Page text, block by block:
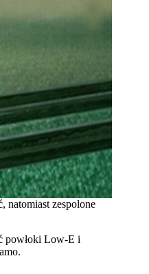
natomiast zespolone
powłoki Low-E i